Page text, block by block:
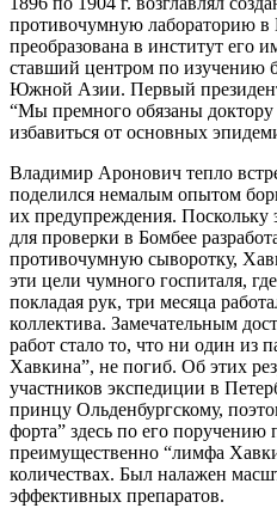
противочумную лабораторию в
преобразована в институт его
ставший центром по изучению
Южной Азии. Первый
“Мы премного обязаны
избавиться от основных
Владимир Аронович тепло
поделился немалым опытом
их предупреждения. Поскольку
для проверки в Бомбее
противочумную сыворотку,
эти цели чумного госпиталя,
покладая рук, три месяца
коллектива. Замечательным
работ стало то, что ни один из
Хавкина”, не погиб. Об этих
участников экспедиции в
принцу Ольденбургскому,
форта” здесь по его поручению
преимущественно “лимфа
количествах. Был налажен
эффективных препаратов.